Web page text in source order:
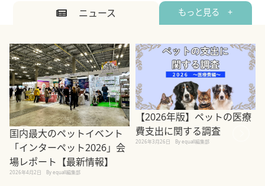
ニュース もっと見る +
国内最大のペットイベント
「インターペット2026」会
場レポート【最新情報】
2026年4月2日 By equall編集部
【2026年版】ペットの医療
費支出に関する調査
2026年3月26日 By equall編集部